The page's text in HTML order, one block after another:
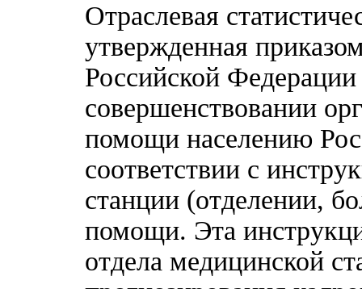
Отраслевая
утвержденная
Российской
совершенствовании
помощи населению
соответствии с
станции (отделении,
помощи. Эта
отдела медицинской